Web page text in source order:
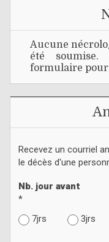
Aucune
été
formulaire pour
Recevez un courriel
le décès d'une
Nb. jour avant
*
7jrs
3jrs